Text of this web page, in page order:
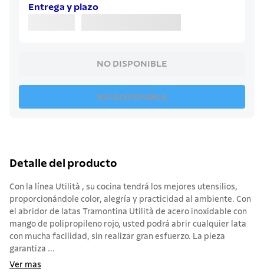
Entrega y plazo
NO DISPONIBLE
NO DISPONIBLE
Detalle del producto
Con la línea Utilità , su cocina tendrá los mejores utensilios,
proporcionándole color, alegría y practicidad al ambiente. Con
el abridor de latas Tramontina Utilità de acero inoxidable con
mango de polipropileno rojo, usted podrá abrir cualquier lata
con mucha facilidad, sin realizar gran esfuerzo. La pieza
garantiza ...
Ver mas